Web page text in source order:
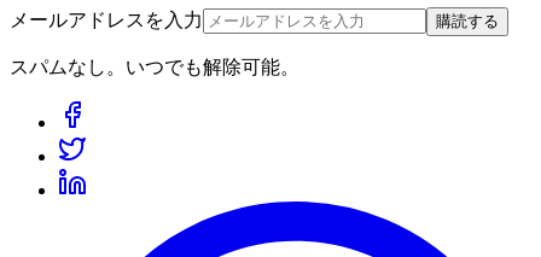
メールアドレスを入力 購読する
スパムなし。いつでも解除可能。